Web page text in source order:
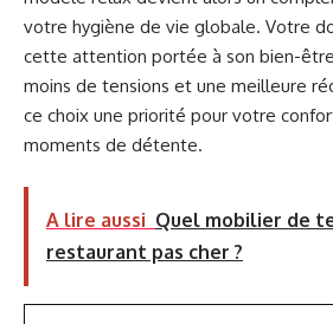
votre hygiène de vie globale. Votre
cette attention portée à son bien-
moins de tensions et une meilleure
ce choix une priorité pour votre
moments de détente.
A lire aussi Quel mobilier de
restaurant pas cher ?